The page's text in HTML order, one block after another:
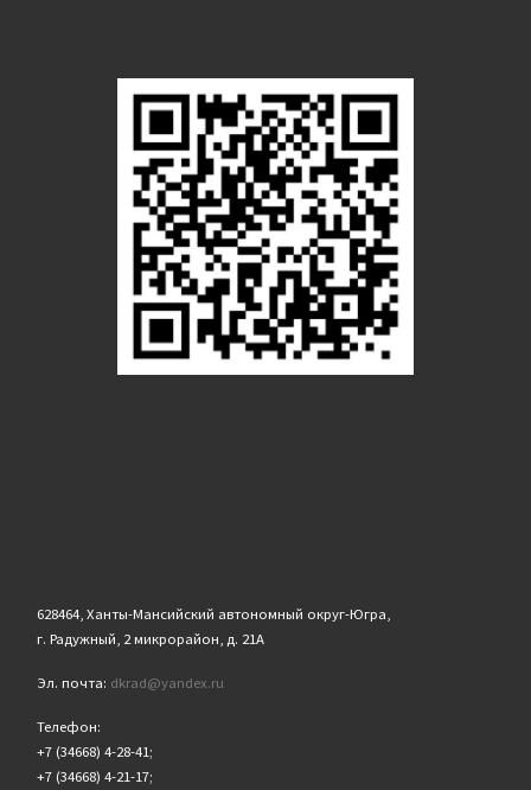
628464, Ханты-Мансийский автономный округ-Югра,
г. Радужный, 2 микрорайон, д. 21А
Эл. почта: dkrad@yandex.ru
Телефон:
+7 (34668) 4-28-41;
+7 (34668) 4-21-17;